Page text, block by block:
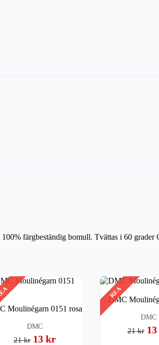
färgbeständig bomull. Tvättas i 60 grader
Moulinégarn 0151 rosa
DMC
21 kr 13 kr
REA
DMC
DMC
21 kr